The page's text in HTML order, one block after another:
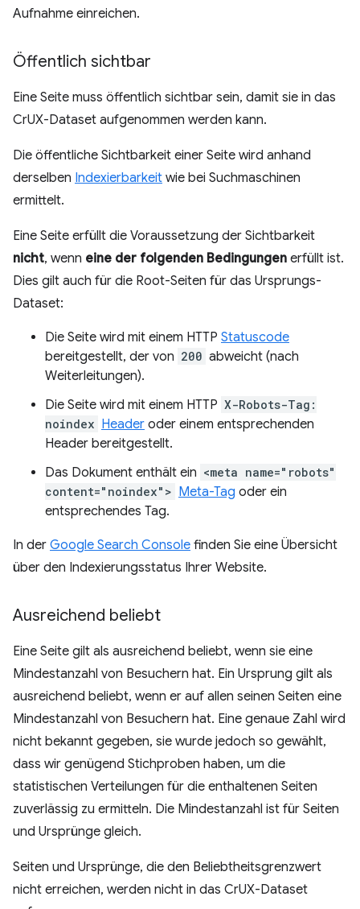
Aufnahme einreichen.
Öffentlich sichtbar
Eine Seite muss öffentlich sichtbar sein, damit sie in das
CrUX-Dataset aufgenommen werden kann.
Die öffentliche Sichtbarkeit einer Seite wird anhand
derselben Indexierbarkeit wie bei Suchmaschinen
ermittelt.
Eine Seite erfüllt die Voraussetzung der Sichtbarkeit
nicht, wenn eine der folgenden Bedingungen erfüllt ist.
Dies gilt auch für die Root-Seiten für das Ursprungs-
Dataset:
Die Seite wird mit einem HTTP Statuscode
bereitgestellt, der von 200 abweicht (nach
Weiterleitungen).
Die Seite wird mit einem HTTP X-Robots-Tag:
noindex Header oder einem entsprechenden
Header bereitgestellt.
Das Dokument enthält ein <meta name="robots"
content="noindex"> Meta-Tag oder ein
entsprechendes Tag.
In der Google Search Console finden Sie eine Übersicht
über den Indexierungsstatus Ihrer Website.
Ausreichend beliebt
Eine Seite gilt als ausreichend beliebt, wenn sie eine
Mindestanzahl von Besuchern hat. Ein Ursprung gilt als
ausreichend beliebt, wenn er auf allen seinen Seiten eine
Mindestanzahl von Besuchern hat. Eine genaue Zahl wird
nicht bekannt gegeben, sie wurde jedoch so gewählt,
dass wir genügend Stichproben haben, um die
statistischen Verteilungen für die enthaltenen Seiten
zuverlässig zu ermitteln. Die Mindestanzahl ist für Seiten
und Ursprünge gleich.
Seiten und Ursprünge, die den Beliebtheitsgrenzwert
nicht erreichen, werden nicht in das CrUX-Dataset